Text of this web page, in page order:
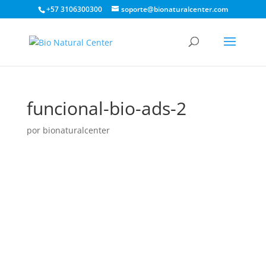
+57 3106300300 soporte@bionaturalcenter.com
funcional-bio-ads-2
por bionaturalcenter